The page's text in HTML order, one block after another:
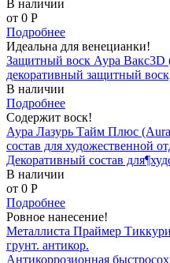
В наличии
от 0 P
Подробнее
Идеальна для венецианки!
Защитный воск Аура
декоративный защитный
В наличии
Подробнее
Содержит воск!
Аура Лазурь Тайм Плюс
состав для художественной
Декоративный состав
В наличии
от 0 P
Подробнее
Ровное нанесение!
Металлиста Праймер
грунт. антикор.
Антикоррозионная